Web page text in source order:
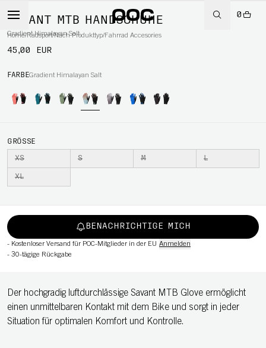
0
Home/Radsport/Nach Produkttyp/Fahrrad Accesories
SAVANT MTB HANDSCHUHE
Gradient Himalayan Salt
45,00 EUR
FARBEGradient Himalayan Salt
GRÖSSE
XS S M L
XL
BENACHRICHTIGE MICH
- Kostenloser Versand für POC-Mitglieder in der EU Anmelden
- 30-tägige Rückgabe
Der hochgradig luftdurchlässige Savant MTB Glove ermöglicht
einen unmittelbaren Kontakt mit dem Bike und sorgt in jeder
Situation für optimalen Komfort und Kontrolle.